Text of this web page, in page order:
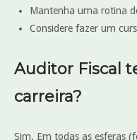
Mantenha uma rotina
Considere fazer um
Auditor Fiscal
carreira?
Sim. Em todas as esferas